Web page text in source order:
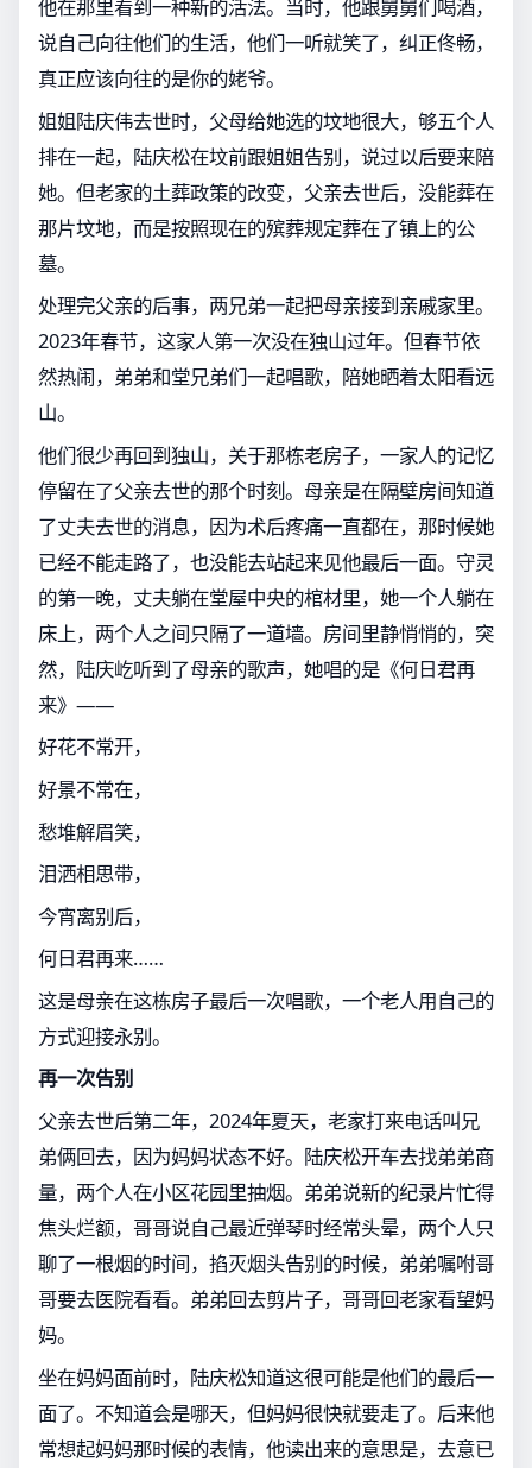
他在那里看到一种新的活法。当时，他跟舅舅们喝酒，
说自己向往他们的生活，他们一听就笑了，纠正佟畅，
真正应该向往的是你的姥爷。
姐姐陆庆伟去世时，父母给她选的坟地很大，够五个人
排在一起，陆庆松在坟前跟姐姐告别，说过以后要来陪
她。但老家的土葬政策的改变，父亲去世后，没能葬在
那片坟地，而是按照现在的殡葬规定葬在了镇上的公
墓。
处理完父亲的后事，两兄弟一起把母亲接到亲戚家里。
2023年春节，这家人第一次没在独山过年。但春节依
然热闹，弟弟和堂兄弟们一起唱歌，陪她晒着太阳看远
山。
他们很少再回到独山，关于那栋老房子，一家人的记忆
停留在了父亲去世的那个时刻。母亲是在隔壁房间知道
了丈夫去世的消息，因为术后疼痛一直都在，那时候她
已经不能走路了，也没能去站起来见他最后一面。守灵
的第一晚，丈夫躺在堂屋中央的棺材里，她一个人躺在
床上，两个人之间只隔了一道墙。房间里静悄悄的，突
然，陆庆屹听到了母亲的歌声，她唱的是《何日君再
来》——
好花不常开，
好景不常在，
愁堆解眉笑，
泪洒相思带，
今宵离别后，
何日君再来……
这是母亲在这栋房子最后一次唱歌，一个老人用自己的
方式迎接永别。
再一次告别
父亲去世后第二年，2024年夏天，老家打来电话叫兄
弟俩回去，因为妈妈状态不好。陆庆松开车去找弟弟商
量，两个人在小区花园里抽烟。弟弟说新的纪录片忙得
焦头烂额，哥哥说自己最近弹琴时经常头晕，两个人只
聊了一根烟的时间，掐灭烟头告别的时候，弟弟嘱咐哥
哥要去医院看看。弟弟回去剪片子，哥哥回老家看望妈
妈。
坐在妈妈面前时，陆庆松知道这很可能是他们的最后一
面了。不知道会是哪天，但妈妈很快就要走了。后来他
常想起妈妈那时候的表情，他读出来的意思是，去意已